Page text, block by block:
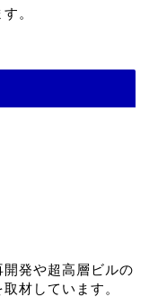
。
発や超高層ビルの
材しています。